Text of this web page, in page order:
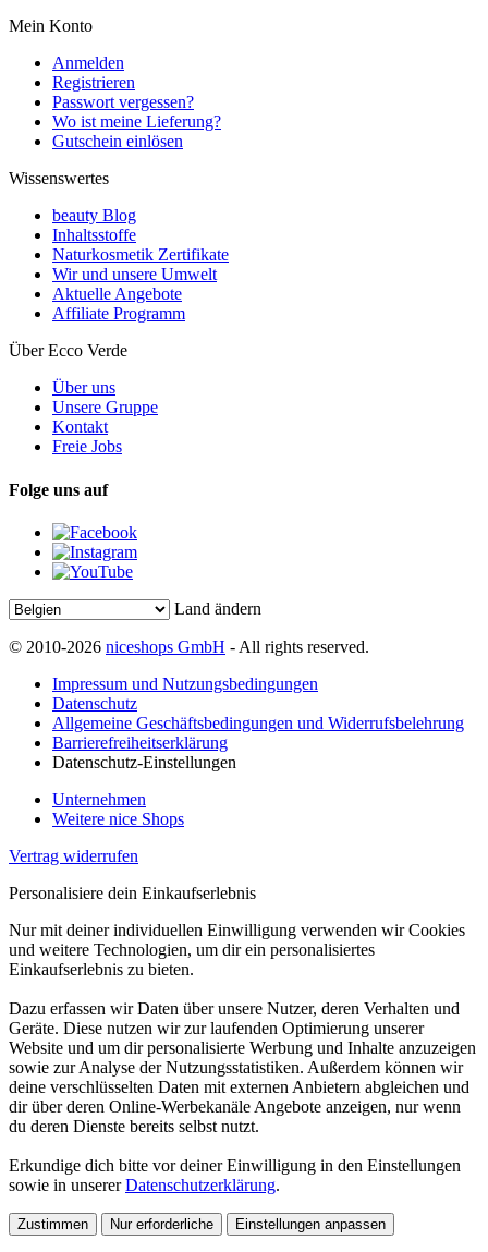
Mein Konto
Anmelden
Registrieren
Passwort vergessen?
Wo ist meine Lieferung?
Gutschein einlösen
Wissenswertes
beauty Blog
Inhaltsstoffe
Naturkosmetik Zertifikate
Wir und unsere Umwelt
Aktuelle Angebote
Affiliate Programm
Über Ecco Verde
Über uns
Unsere Gruppe
Kontakt
Freie Jobs
Folge uns auf
Land ändern
© 2010-2026 niceshops GmbH - All rights reserved.
Impressum und Nutzungsbedingungen
Datenschutz
Allgemeine Geschäftsbedingungen und Widerrufsbelehrung
Barrierefreiheitserklärung
Datenschutz-Einstellungen
Unternehmen
Weitere nice Shops
Vertrag widerrufen
Personalisiere dein Einkaufserlebnis
Nur mit deiner individuellen Einwilligung verwenden wir Cookies
und weitere Technologien, um dir ein personalisiertes
Einkaufserlebnis zu bieten.
Dazu erfassen wir Daten über unsere Nutzer, deren Verhalten und
Geräte. Diese nutzen wir zur laufenden Optimierung unserer
Website und um dir personalisierte Werbung und Inhalte anzuzeigen
sowie zur Analyse der Nutzungsstatistiken. Außerdem können wir
deine verschlüsselten Daten mit externen Anbietern abgleichen und
dir über deren Online-Werbekanäle Angebote anzeigen, nur wenn
du deren Dienste bereits selbst nutzt.
Erkundige dich bitte vor deiner Einwilligung in den Einstellungen
sowie in unsererDatenschutzerklärung.
Zustimmen Nur erforderliche Einstellungen anpassen